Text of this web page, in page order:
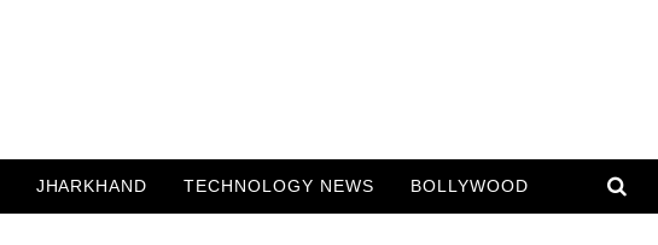
JHARKHAND TECHNOLOGY NEWS BOLLYWOOD